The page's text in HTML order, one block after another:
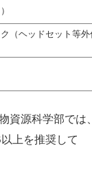
（ヘッドセット等外
源科学部では
上を推奨して